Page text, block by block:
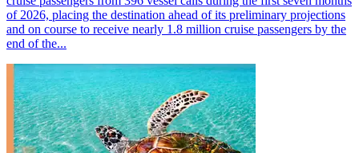
of 2026, placing the destination ahead of its preliminary projections
and on course to receive nearly 1.8 million cruise passengers by the
end of the...